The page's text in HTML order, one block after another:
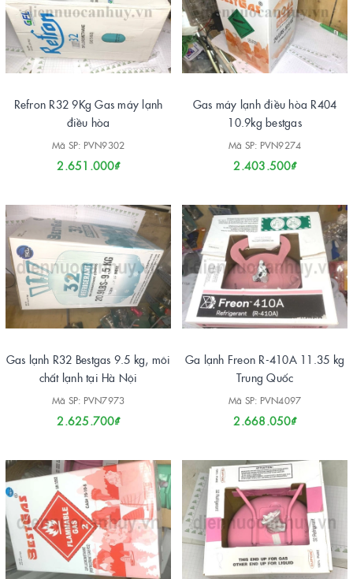
Refron R32 9Kg Gas máy lạnh
điều hòa
Mã SP: PVN9302
2.651.000₫
Gas máy lạnh điều hòa R404
10.9kg bestgas
Mã SP: PVN9274
2.403.500₫
Gas lạnh R32 Bestgas 9.5 kg, môi
chất lạnh tại Hà Nội
Mã SP: PVN7973
2.625.700₫
Ga lạnh Freon R-410A 11.35 kg
Trung Quốc
Mã SP: PVN4097
2.668.050₫